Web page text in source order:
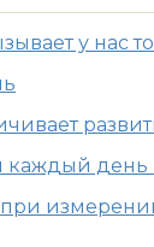
у нас
каждый день